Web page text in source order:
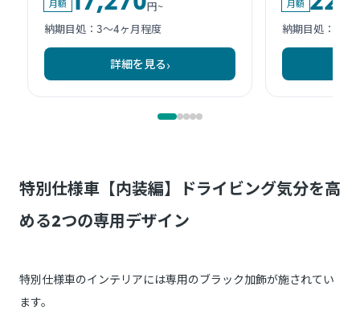
特別仕様車【内装編】ドライビング気分を高
める2つの専用デザイン
特別仕様車のインテリアには専用のブラック加飾が施されてい
ます。